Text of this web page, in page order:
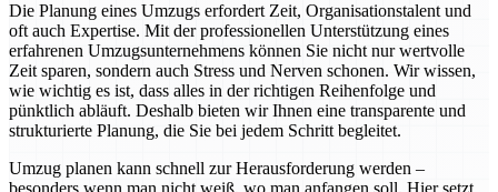
Die Planung eines Umzugs erfordert Zeit, Organisationstalent und
oft auch Expertise. Mit der professionellen Unterstützung eines
erfahrenen Umzugsunternehmens können Sie nicht nur wertvolle
Zeit sparen, sondern auch Stress und Nerven schonen. Wir wissen,
wie wichtig es ist, dass alles in der richtigen Reihenfolge und
pünktlich abläuft. Deshalb bieten wir Ihnen eine transparente und
strukturierte Planung, die Sie bei jedem Schritt begleitet.
Umzug planen kann schnell zur Herausforderung werden –